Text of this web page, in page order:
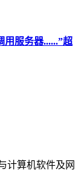
用服务器......”超
计算机软件及网